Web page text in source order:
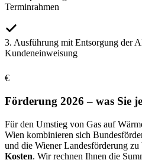
Terminrahmen
3. Ausführung mit Entsorgung der
Kundeneinweisung
€
Förderung 2026 – was Sie
Für den Umstieg von Gas auf
Wien kombinieren sich
und die Wiener Landesförderung zu
Kosten. Wir rechnen Ihnen die